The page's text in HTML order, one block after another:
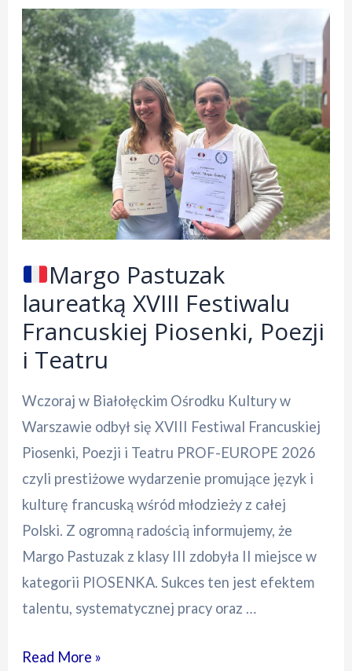
Margo Pastuzak
laureatką XVIII Festiwalu
Francuskiej Piosenki, Poezji
i Teatru
Wczoraj w Białołęckim Ośrodku Kultury w
Warszawie odbył się XVIII Festiwal Francuskiej
Piosenki, Poezji i Teatru PROF-EUROPE 2026
czyli prestiżowe wydarzenie promujące język i
kulturę francuską wśród młodzieży z całej
Polski. Z ogromną radością informujemy, że
Margo Pastuzak z klasy III zdobyła II miejsce w
kategorii PIOSENKA. Sukces ten jest efektem
talentu, systematycznej pracy oraz …
Read More »